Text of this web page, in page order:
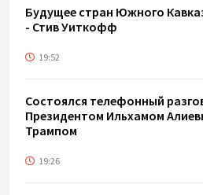
Будущее стран Южного
- Стив Уиткофф
19:52
Состоялся телефонный
Президентом Ильхамом
Трампом
19:26